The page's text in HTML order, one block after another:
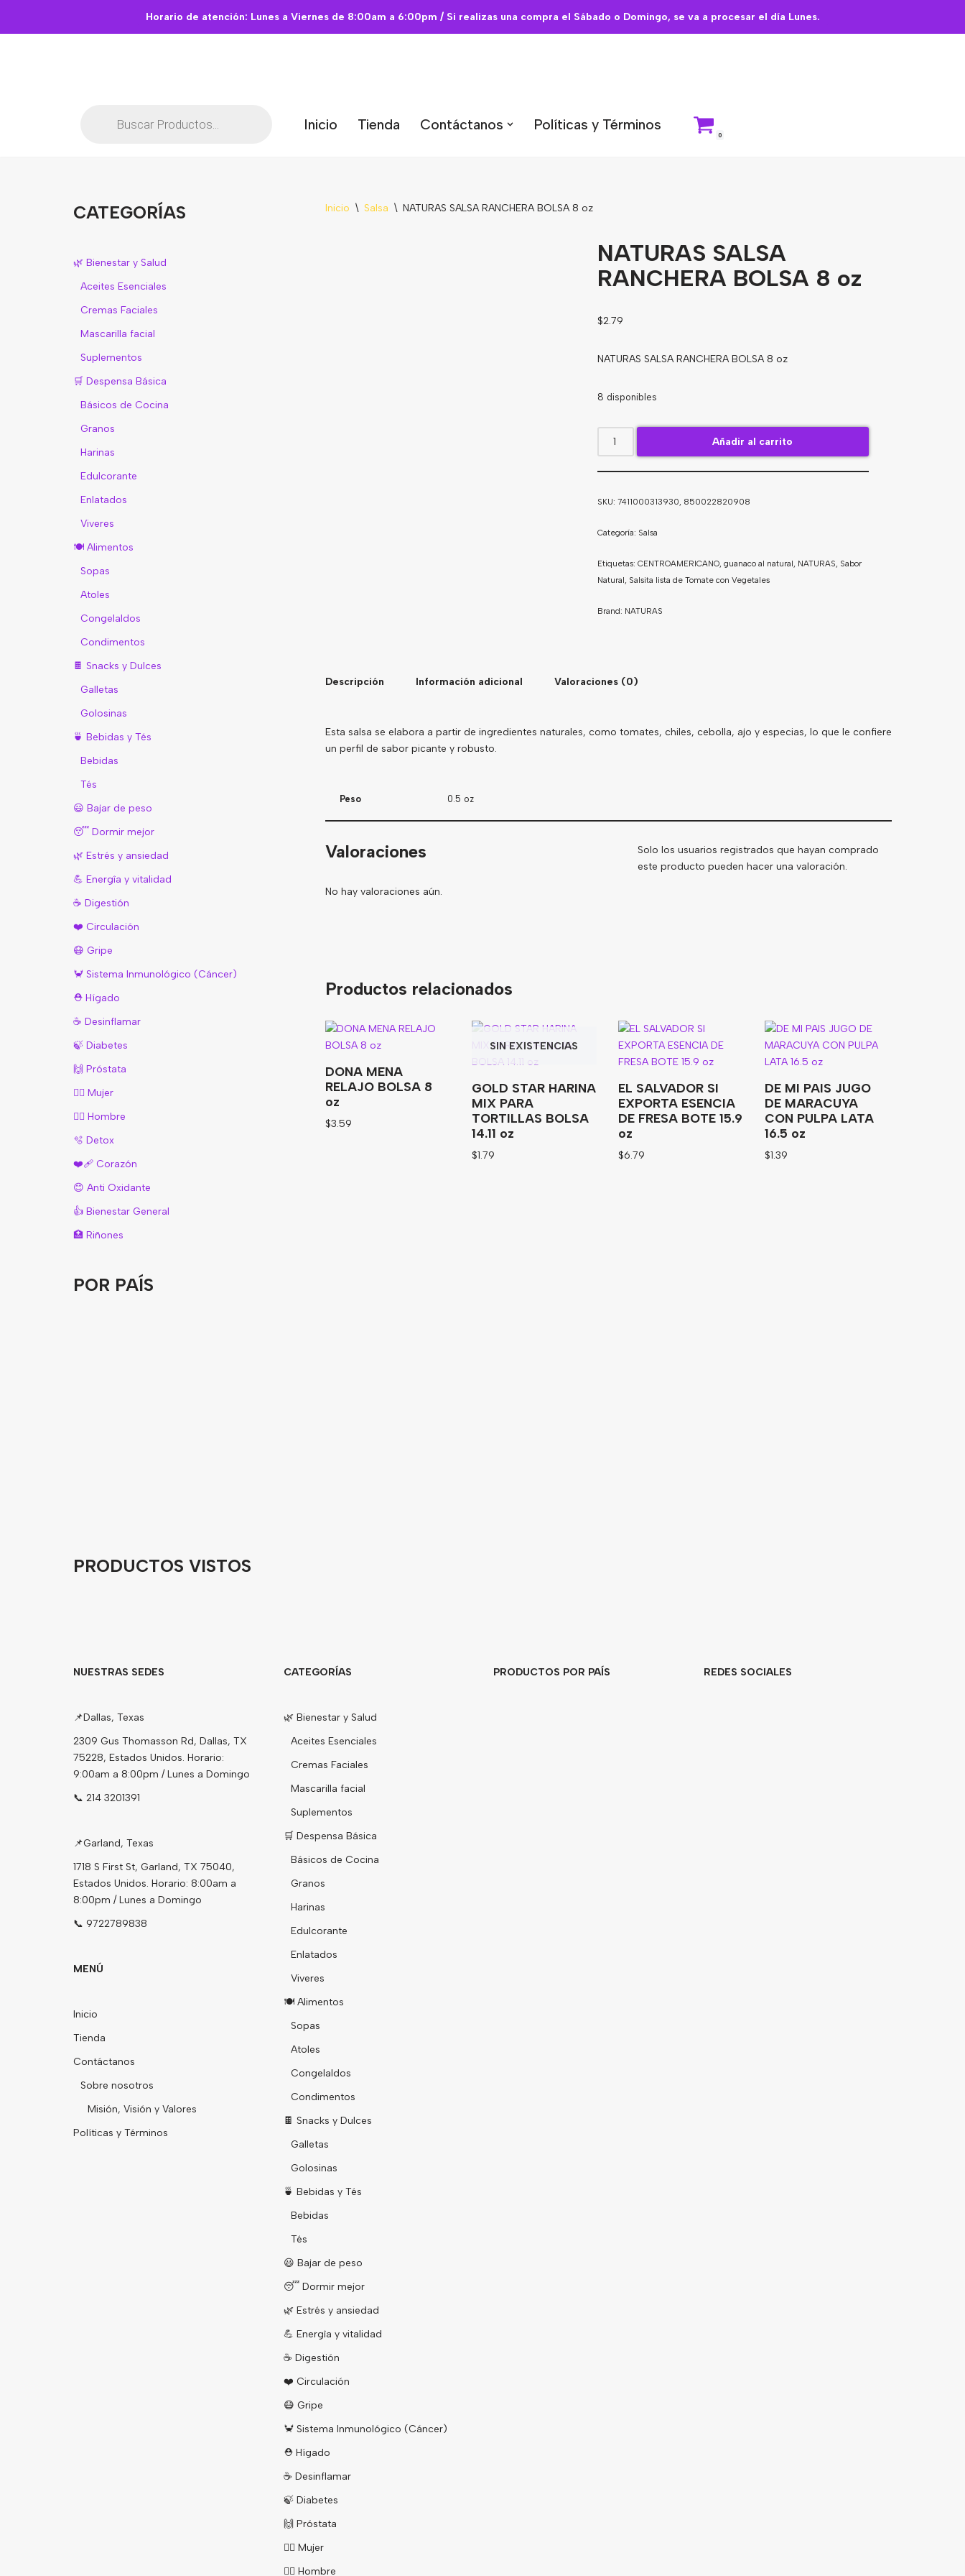
Horario de atención: Lunes a Viernes de 8:00am a 6:00pm / Si realizas una compra el Sábado o Domingo, se va a procesar el día Lunes.
Inicio Tienda Contáctanos Políticas y Términos
0
CATEGORÍAS
🌿 Bienestar y Salud
Aceites Esenciales
Cremas Faciales
Mascarilla facial
Suplementos
🛒 Despensa Básica
Básicos de Cocina
Granos
Harinas
Edulcorante
Enlatados
Viveres
🍽️ Alimentos
Sopas
Atoles
Congelaldos
Condimentos
🍫 Snacks y Dulces
Galletas
Golosinas
🍵 Bebidas y Tés
Bebidas
Tés
😃 Bajar de peso
😴 Dormir mejor
🌿 Estrés y ansiedad
💪 Energîa y vitalidad
☕️ Digestión
❤️ Circulación
😷 Gripe
🦀 Sistema Inmunológico (Cáncer)
⛑️ Hígado
☕️ Desinflamar
🍃 Diabetes
🙌 Próstata
🙆‍♀️ Mujer
🙋‍♂️ Hombre
🫧 Detox
❤️‍🩹 Corazón
😊 Anti Oxidante
👍 Bienestar General
🏥 Riñones
POR PAÍS
PRODUCTOS VISTOS
Inicio \ Salsa \ NATURAS SALSA RANCHERA BOLSA 8 oz
NATURAS SALSA
RANCHERA BOLSA 8 oz
$2.79
NATURAS SALSA RANCHERA BOLSA 8 oz
8 disponibles
Añadir al carrito
SKU: 7411000313930, 850022820908
Categoría: Salsa
Etiquetas: CENTROAMERICANO, guanaco al natural, NATURAS, Sabor
Natural, Salsita lista de Tomate con Vegetales
Brand: NATURAS
Descripción Información adicional Valoraciones (0)
Esta salsa se elabora a partir de ingredientes naturales, como tomates, chiles, cebolla, ajo y especias, lo que le confiere
un perfil de sabor picante y robusto.
Peso 0.5 oz
Valoraciones
No hay valoraciones aún.
Solo los usuarios registrados que hayan comprado
este producto pueden hacer una valoración.
Productos relacionados
DONA MENA
RELAJO BOLSA 8
oz
$3.59
SIN EXISTENCIAS
GOLD STAR HARINA
MIX PARA
TORTILLAS BOLSA
14.11 oz
$1.79
EL SALVADOR SI
EXPORTA ESENCIA
DE FRESA BOTE 15.9
oz
$6.79
DE MI PAIS JUGO
DE MARACUYA
CON PULPA LATA
16.5 oz
$1.39
NUESTRAS SEDES
📌Dallas, Texas
2309 Gus Thomasson Rd, Dallas, TX
75228, Estados Unidos. Horario:
9:00am a 8:00pm / Lunes a Domingo
📞 214 3201391
📌Garland, Texas
1718 S First St, Garland, TX 75040,
Estados Unidos. Horario: 8:00am a
8:00pm / Lunes a Domingo
📞 9722789838
MENÚ
Inicio
Tienda
Contáctanos
Sobre nosotros
Misión, Visión y Valores
Políticas y Términos
CATEGORÍAS
🌿 Bienestar y Salud
Aceites Esenciales
Cremas Faciales
Mascarilla facial
Suplementos
🛒 Despensa Básica
Básicos de Cocina
Granos
Harinas
Edulcorante
Enlatados
Viveres
🍽️ Alimentos
Sopas
Atoles
Congelaldos
Condimentos
🍫 Snacks y Dulces
Galletas
Golosinas
🍵 Bebidas y Tés
Bebidas
Tés
😃 Bajar de peso
😴 Dormir mejor
🌿 Estrés y ansiedad
💪 Energîa y vitalidad
☕️ Digestión
❤️ Circulación
😷 Gripe
🦀 Sistema Inmunológico (Cáncer)
⛑️ Hígado
☕️ Desinflamar
🍃 Diabetes
🙌 Próstata
🙆‍♀️ Mujer
🙋‍♂️ Hombre
PRODUCTOS POR PAÍS REDES SOCIALES